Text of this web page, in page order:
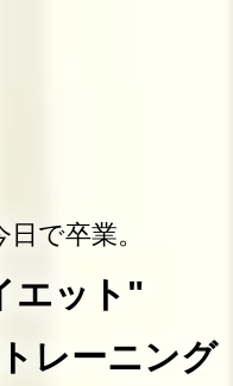
で卒業。
エット"
レーニング